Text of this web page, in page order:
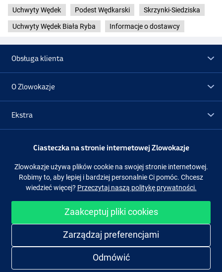
Uchwyty Wędek Podest Wędkarski Skrzynki-Siedziska
Uchwyty Wędek Biała Ryba Informacje o dostawcy
Obsługa klienta
O Zlowokazje
Ekstra
Promocje
Obserwuj nas Facebook Instagram
Ciasteczka na stronie internetowej Zlowokazje
Zlowokazje używa plików cookie na swojej stronie internetowej.
Robimy to, aby lepiej i bardziej personalnie Ci pomóc. Chcesz
wiedzieć więcej? Przeczytaj naszą politykę prywatności.
Zaakceptuj pliki cookies
Zarządzaj preferencjami
Odmówić